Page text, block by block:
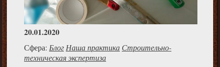
20.01.2020
Сфера: БлогНаша практика Строительно-
техническая экспертиза